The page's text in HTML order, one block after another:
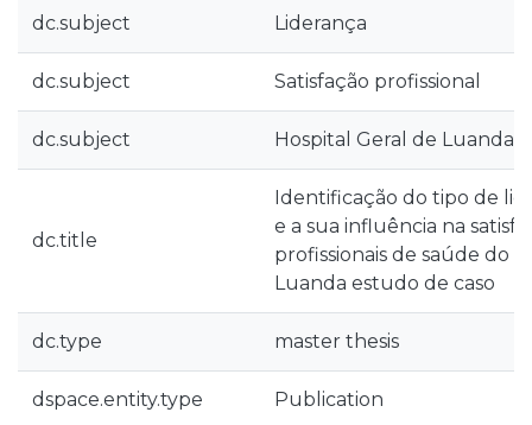
dc.subject Liderança
dc.subject Satisfação profissional
dc.subject Hospital Geral de Luanda
dc.title
Identificação do tipo de
e a sua influência na
profissionais de saúde do
Luanda estudo de caso
dc.type master thesis
dspace.entity.type Publication